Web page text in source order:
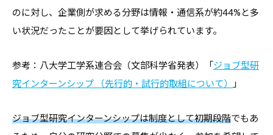
のに対し、企業側が求める分野は情報・通信系が約44%と多
い状況だったことが要因として挙げられています。
参考：八大学工学系連合会（文部科学省発表）「ジョブ型研
究インターンシップ （先⾏的・試⾏的取組について）
」
ジョブ型研究インターンシップは制度として初期段階でもあ